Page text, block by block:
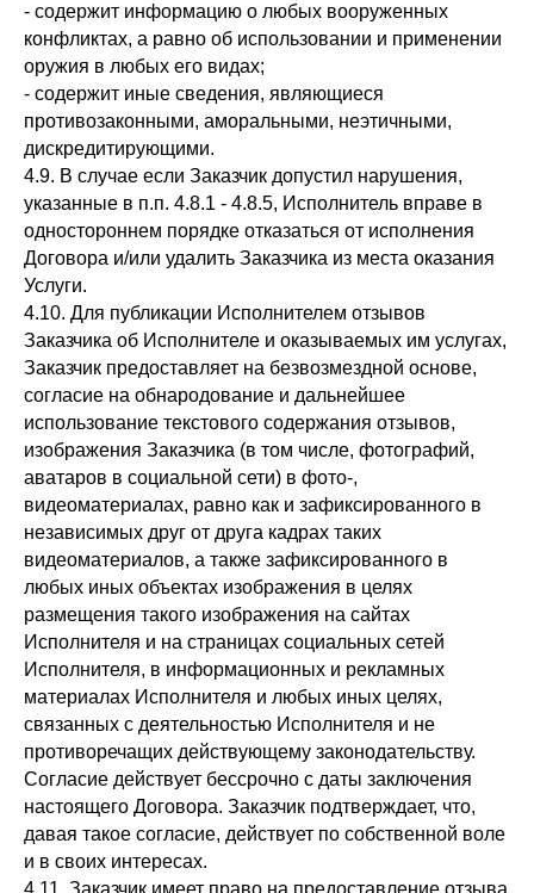
- содержит информацию о любых вооруженных
конфликтах, а равно об использовании и применении
оружия в любых его видах;
- содержит иные сведения, являющиеся
противозаконными, аморальными, неэтичными,
дискредитирующими.
4.9. В случае если Заказчик допустил нарушения,
указанные в п.п. 4.8.1 - 4.8.5, Исполнитель вправе в
одностороннем порядке отказаться от исполнения
Договора и/или удалить Заказчика из места оказания
Услуги.
4.10. Для публикации Исполнителем отзывов
Заказчика об Исполнителе и оказываемых им услугах,
Заказчик предоставляет на безвозмездной основе,
согласие на обнародование и дальнейшее
использование текстового содержания отзывов,
изображения Заказчика (в том числе, фотографий,
аватаров в социальной сети) в фото-,
видеоматериалах, равно как и зафиксированного в
независимых друг от друга кадрах таких
видеоматериалов, а также зафиксированного в
любых иных объектах изображения в целях
размещения такого изображения на сайтах
Исполнителя и на страницах социальных сетей
Исполнителя, в информационных и рекламных
материалах Исполнителя и любых иных целях,
связанных с деятельностью Исполнителя и не
противоречащих действующему законодательству.
Согласие действует бессрочно с даты заключения
настоящего Договора. Заказчик подтверждает, что,
давая такое согласие, действует по собственной воле
и в своих интересах.
4.11. Заказчик имеет право на предоставление отзыва